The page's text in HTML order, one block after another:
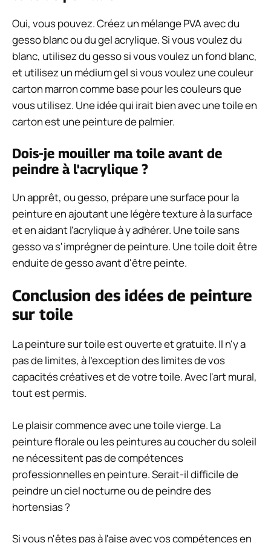
Signaler une erreur ou faire une réclamation
Partagez cet article maintenant !
Ce contenu a été rédigé parFranck
Sujets relatifs dans « Maison »
Isolation maison : prix au m² selon les